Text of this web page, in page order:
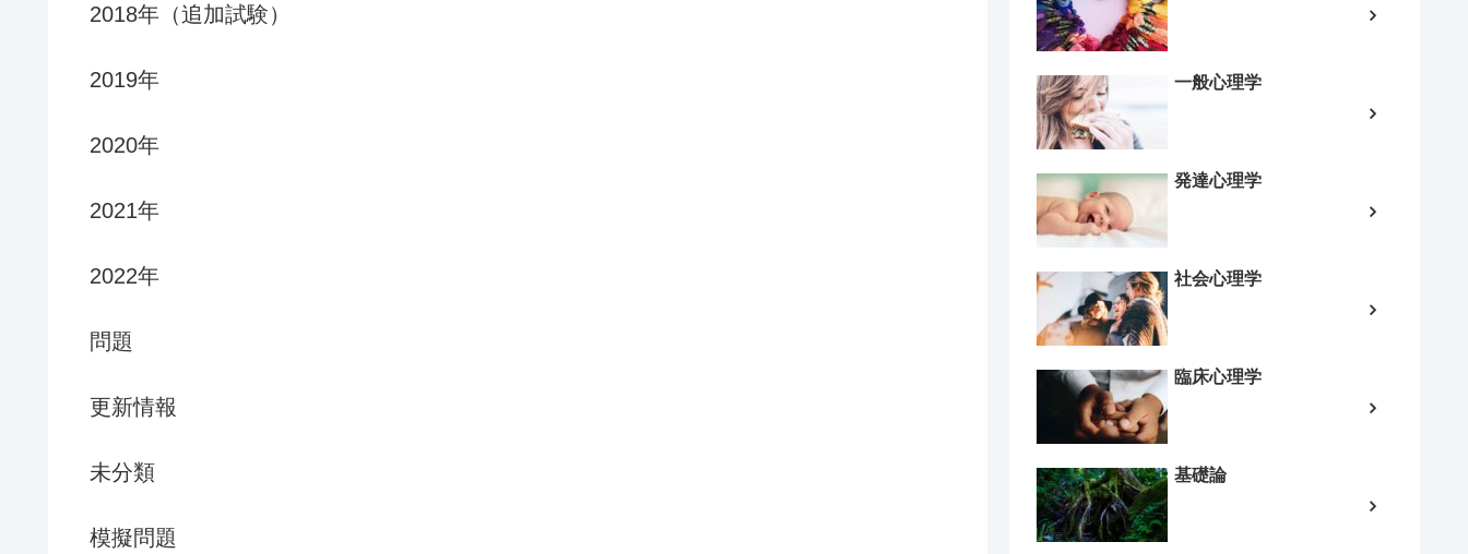
2018年（追加試験）
2019年
2020年
2021年
2022年
問題
更新情報
未分類
模擬問題
一般心理学
発達心理学
社会心理学
臨床心理学
基礎論